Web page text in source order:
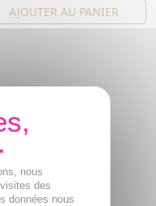
AJOUTER AU PANIER
nous
des
données nous